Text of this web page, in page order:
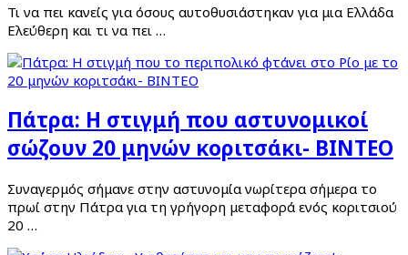
Τι να πει κανείς για όσους αυτοθυσιάστηκαν για μια Ελλάδα
Ελεύθερη και τι να πει …
Πάτρα: Η στιγμή που αστυνομικοί
σώζουν 20 μηνών κοριτσάκι- ΒΙΝΤΕΟ
Συναγερμός σήμανε στην αστυνομία νωρίτερα σήμερα το
πρωί στην Πάτρα για τη γρήγορη μεταφορά ενός κοριτσιού
20 …